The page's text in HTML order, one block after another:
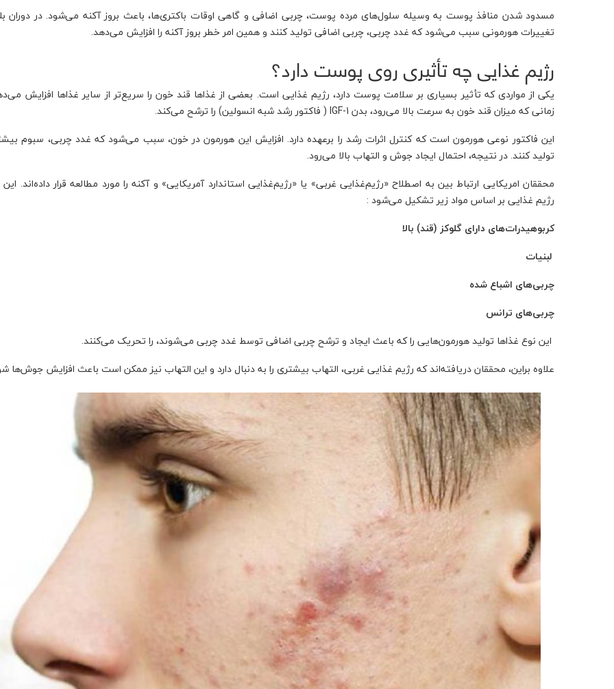
مسدود شدن منافذ پوست به ‌وسیله سلول‌های مرده پوست، چربی اضافی و گاهی اوقات باکتری‌ها، باعث بروز آکنه می‌شود. در دوران
تغییرات هورمونی سبب می‌شود که غدد چربی،‌ چربی اضافی تولید کنند و همین امر خطر بروز آکنه را افزایش می‌دهد.
رژیم غذایی چه تأثیری روی پوست دارد؟
یکی از مواردی که تأثیر بسیاری بر سلامت پوست دارد، رژیم‌ غذایی است. بعضی از غذاها قند خون را سریع‌تر از سایر غذاها افزایش
زمانی‌ که میزان قند خون به ‌سرعت بالا می‌رود، بدن IGF-1 ( فاکتور رشد شبه انسولین) را ترشح می‌کند.
این فاکتور نوعی هورمون است که کنترل اثرات رشد را برعهده دارد. افزایش این هورمون در خون،‌ سبب می‌شود که غدد چربی، سبوم
تولید کنند. در نتیجه، احتمال ایجاد جوش و التهاب بالا می‌رود.
محققان امریکایی ارتباط بین به ‌اصطلاح «رژیم‌غذایی غربی» یا «رژیم‌غذایی استاندارد آمریکایی» و آکنه را مورد مطالعه قرار داده‌اند.
رژیم غذایی بر اساس مواد زیر تشکیل می‌شود :
کربوهیدرات‌های دارای گلوکز (قند) بالا
لبنیات
چربی‌های اشباع شده
چربی‌های ترانس
این نوع غذاها تولید هورمون‌هایی را که باعث ایجاد و ترشح چربی اضافی توسط غدد چربی می‌شوند،‌ را تحریک می‌کنند.
علاوه براین، محققان دریافته‌اند که رژیم‌ غذایی غربی، التهاب بیشتری را به دنبال دارد و این التهاب نیز ممکن است باعث افزایش جوش‌ها